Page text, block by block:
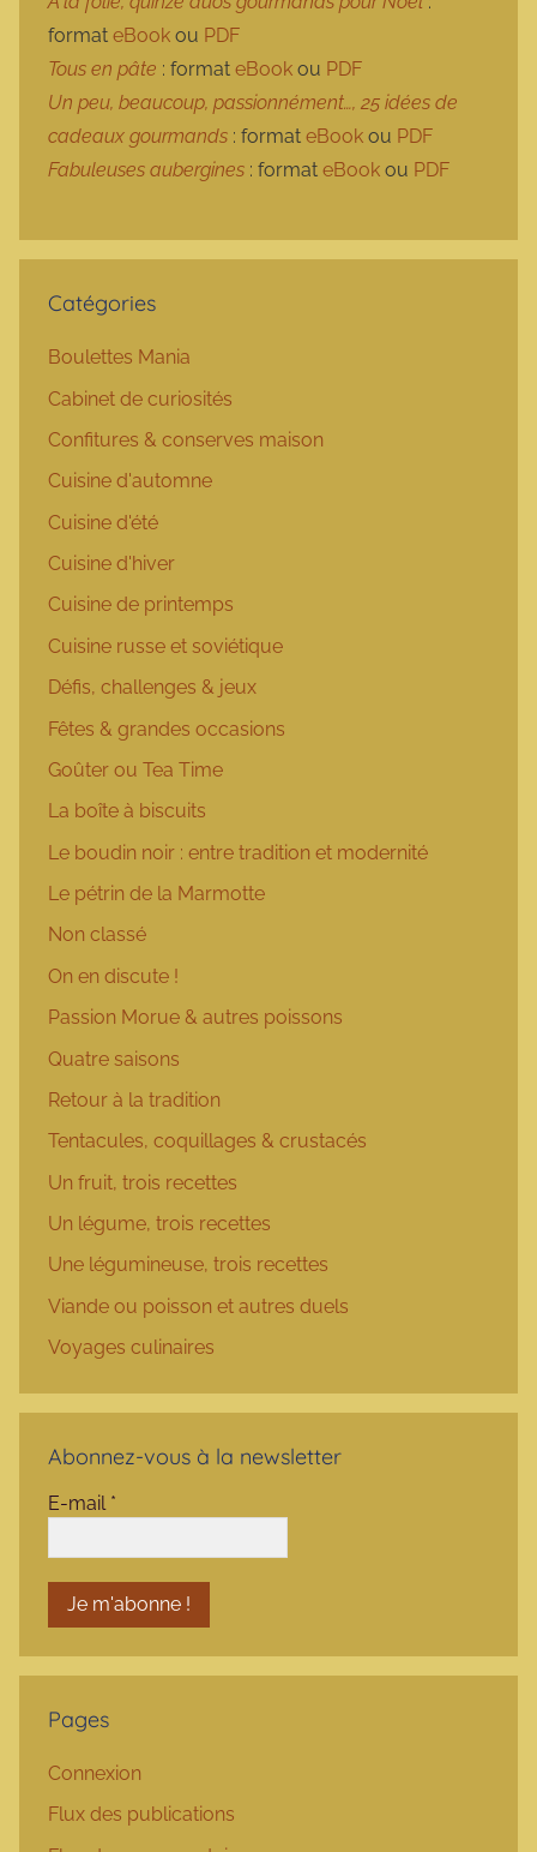
format eBook ou PDF
Tous en pâte : format eBook ou PDF
Un peu, beaucoup, passionnément…, 25 idées de
cadeaux gourmands : format eBook ou PDF
Fabuleuses aubergines : format eBook ou PDF
Catégories
Boulettes Mania
Cabinet de curiosités
Confitures & conserves maison
Cuisine d'automne
Cuisine d'été
Cuisine d'hiver
Cuisine de printemps
Cuisine russe et soviétique
Défis, challenges & jeux
Fêtes & grandes occasions
Goûter ou Tea Time
La boîte à biscuits
Le boudin noir : entre tradition et modernité
Le pétrin de la Marmotte
Non classé
On en discute !
Passion Morue & autres poissons
Quatre saisons
Retour à la tradition
Tentacules, coquillages & crustacés
Un fruit, trois recettes
Un légume, trois recettes
Une légumineuse, trois recettes
Viande ou poisson et autres duels
Voyages culinaires
Abonnez-vous à la newsletter
E-mail *
Pages
Connexion
Flux des publications